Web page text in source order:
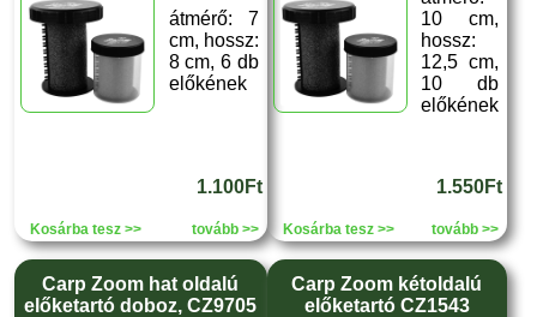
átmérő: 7
cm, hossz:
8 cm, 6 db
előkének
1.100Ft
Kosárba tesz >> tovább >>
10 cm,
hossz:
12,5 cm,
10 db
előkének
1.550Ft
Kosárba tesz >> tovább >>
Carp Zoom hat oldalú
előketartó doboz, CZ9705
Carp Zoom kétoldalú
előketartó CZ1543